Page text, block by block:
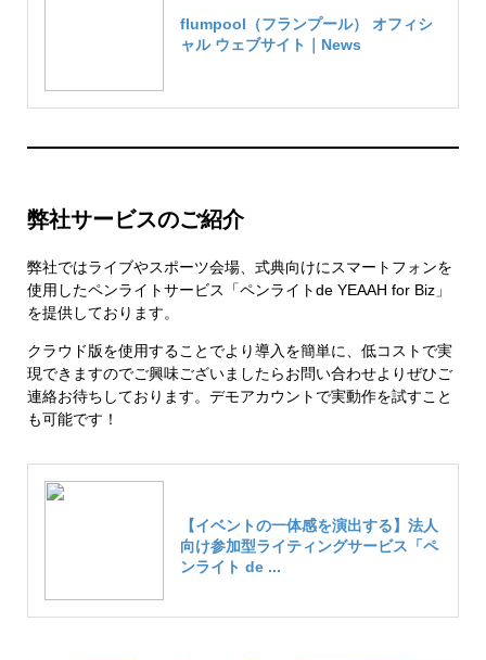
flumpool（フランプール） オフィシ
ャル ウェブサイト｜News
弊社サービスのご紹介
弊社ではライブやスポーツ会場、式典向けにスマートフォンを
使用したペンライトサービス「ペンライトde YEAAH for Biz」
を提供しております。
クラウド版を使用することでより導入を簡単に、低コストで実
現できますのでご興味ございましたらお問い合わせよりぜひご
連絡お待ちしております。デモアカウントで実動作を試すこと
も可能です！
【イベントの一体感を演出する】法人
向け参加型ライティングサービス「ペ
ンライト de ...